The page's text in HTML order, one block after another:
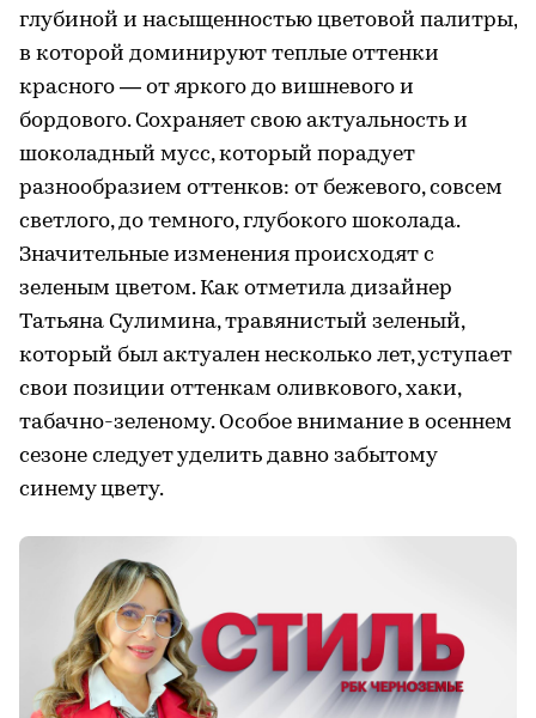
глубиной и насыщенностью цветовой палитры,
в которой доминируют теплые оттенки
красного — от яркого до вишневого и
бордового. Сохраняет свою актуальность и
шоколадный мусс, который порадует
разнообразием оттенков: от бежевого, совсем
светлого, до темного, глубокого шоколада.
Значительные изменения происходят с
зеленым цветом. Как отметила дизайнер
Татьяна Сулимина, травянистый зеленый,
который был актуален несколько лет, уступает
свои позиции оттенкам оливкового, хаки,
табачно-зеленому. Особое внимание в осеннем
сезоне следует уделить давно забытому
синему цвету.